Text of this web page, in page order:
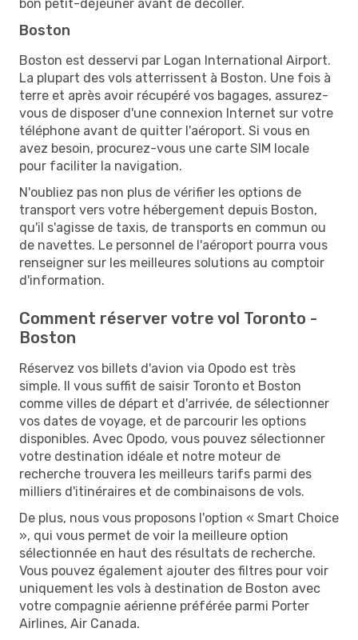
bon petit-déjeuner avant de décoller.
Boston
Boston est desservi par Logan International Airport.
La plupart des vols atterrissent à Boston. Une fois à
terre et après avoir récupéré vos bagages, assurez-
vous de disposer d'une connexion Internet sur votre
téléphone avant de quitter l'aéroport. Si vous en
avez besoin, procurez-vous une carte SIM locale
pour faciliter la navigation.
N'oubliez pas non plus de vérifier les options de
transport vers votre hébergement depuis Boston,
qu'il s'agisse de taxis, de transports en commun ou
de navettes. Le personnel de l'aéroport pourra vous
renseigner sur les meilleures solutions au comptoir
d'information.
Comment réserver votre vol Toronto -
Boston
Réservez vos billets d'avion via Opodo est très
simple. Il vous suffit de saisir Toronto et Boston
comme villes de départ et d'arrivée, de sélectionner
vos dates de voyage, et de parcourir les options
disponibles. Avec Opodo, vous pouvez sélectionner
votre destination idéale et notre moteur de
recherche trouvera les meilleurs tarifs parmi des
milliers d'itinéraires et de combinaisons de vols.
De plus, nous vous proposons l'option « Smart Choice
», qui vous permet de voir la meilleure option
sélectionnée en haut des résultats de recherche.
Vous pouvez également ajouter des filtres pour voir
uniquement les vols à destination de Boston avec
votre compagnie aérienne préférée parmi Porter
Airlines, Air Canada.